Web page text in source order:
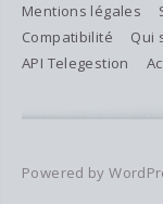
Mentions légales
Compatibilité
Qui
API Telegestion
Powered by